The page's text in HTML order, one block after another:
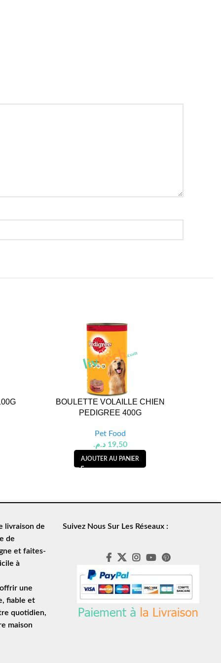
BOULETTE VOLAILLE CHIEN
PEDIGREE 400G
Pet Food
19,50 د.م.
AJOUTER AU PANIER
livraison de
de
et faites-
à
une
, fiable et
quotidien,
maison
Suivez Nous Sur Les Réseaux :